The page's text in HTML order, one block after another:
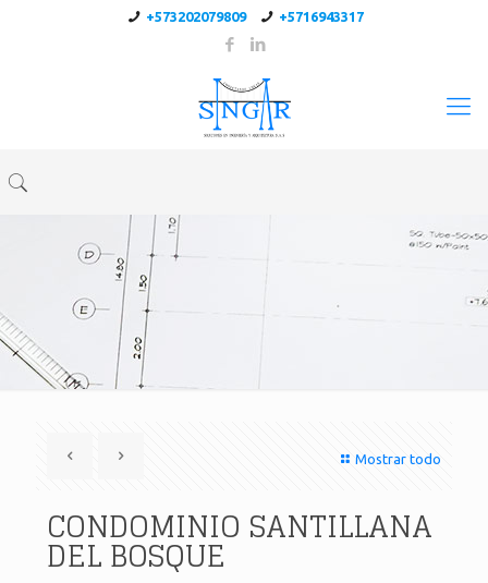
+573202079809 +5716943317
Mostrar todo
CONDOMINIO SANTILLANA
DEL BOSQUE